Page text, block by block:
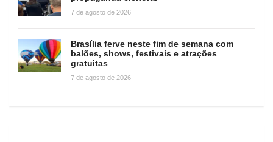
7 de agosto de 2026
Brasília ferve neste fim de semana com
balões, shows, festivais e atrações
gratuitas
7 de agosto de 2026